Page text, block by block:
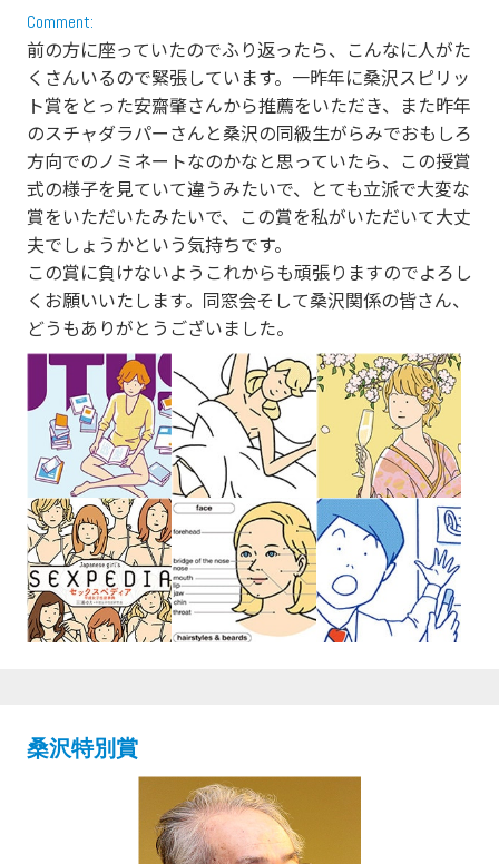
Comment:
前の方に座っていたのでふり返ったら、こんなに人がた
くさんいるので緊張しています。一昨年に桑沢スピリッ
ト賞をとった安齋肇さんから推薦をいただき、また昨年
のスチャダラパーさんと桑沢の同級生がらみでおもしろ
方向でのノミネートなのかなと思っていたら、この授賞
式の様子を見ていて違うみたいで、とても立派で大変な
賞をいただいたみたいで、この賞を私がいただいて大丈
夫でしょうかという気持ちです。
この賞に負けないようこれからも頑張りますのでよろし
くお願いいたします。同窓会そして桑沢関係の皆さん、
どうもありがとうございました。
桑沢特別賞